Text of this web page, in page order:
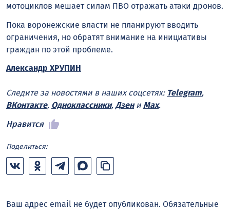
мотоциклов мешает силам ПВО отражать атаки дронов.
Пока воронежские власти не планируют вводить
ограничения, но обратят внимание на инициативы
граждан по этой проблеме.
Александр ХРУПИН
Следите за новостями в наших соцсетях: Telegram,
ВКонтакте, Одноклассники, Дзени Max.
Нравится
Поделиться:
Ваш адрес email не будет опубликован. Обязательные